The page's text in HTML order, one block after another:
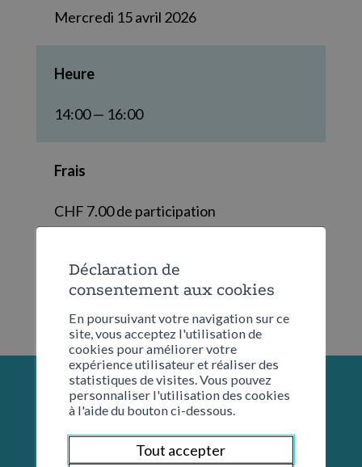
Mercredi 15 avril 2026
Heure
14:00 — 16:00
Frais
CHF 7.00 de participation
Déclaration de
consentement aux cookies
En poursuivant votre navigation sur ce
site, vous acceptez l'utilisation de
cookies pour améliorer votre
expérience utilisateur et réaliser des
statistiques de visites. Vous pouvez
personnaliser l'utilisation des cookies
à l'aide du bouton ci-dessous.
Tout accepter